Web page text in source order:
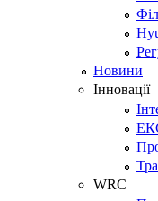
Новини
Інновації
WRC